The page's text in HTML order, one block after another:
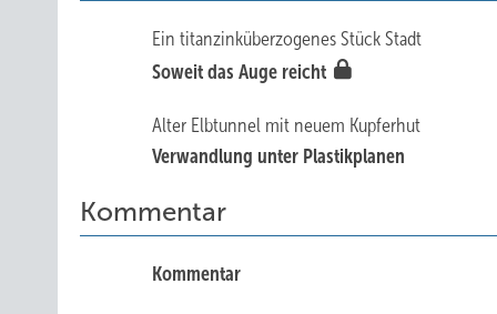
Ein titanzinküberzogenes Stück Stadt
Soweit das Auge reicht
Alter Elbtunnel mit neuem Kupferhut
Verwandlung unter Plastikplanen
Kommentar
Kommentar